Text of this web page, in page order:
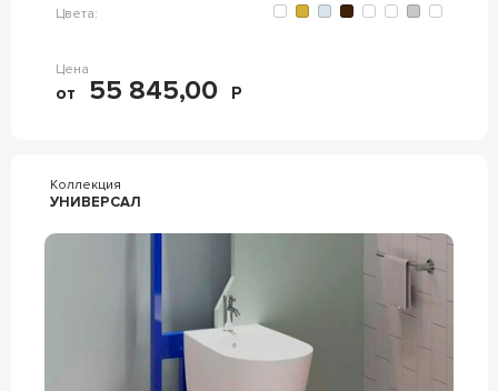
Цвета:
Цена
от 55 845,00 Р
Коллекция
УНИВЕРСАЛ